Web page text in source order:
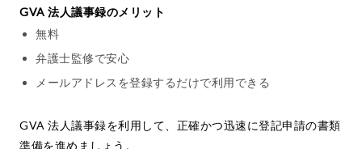
GVA 法人議事録のメリット
無料
弁護士監修で安心
メールアドレスを登録するだけで利用できる
GVA 法人議事録を利用して、正確かつ迅速に登記申請の書類
準備を進めましょう。